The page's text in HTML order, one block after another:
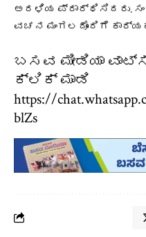
ಅರಳಿಯ ಪ್ರಾರ್ಥಿಸಿದರು.
ವಚನ ಮಂಗಲದೊಂದಿಗೆ
ಬಸವ ಮೀಡಿಯಾ ವಾಟ್ಸ್
ಕ್ಲಿಕ್ ಮಾಡಿ
https://
blZs